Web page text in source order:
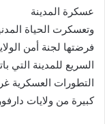
عسكرة المدينة
وتعسكرت الحياة
فرضتها لجنة أمن
السريع للمدينة التي
التطورات العسكرية
كبيرة من ولايات